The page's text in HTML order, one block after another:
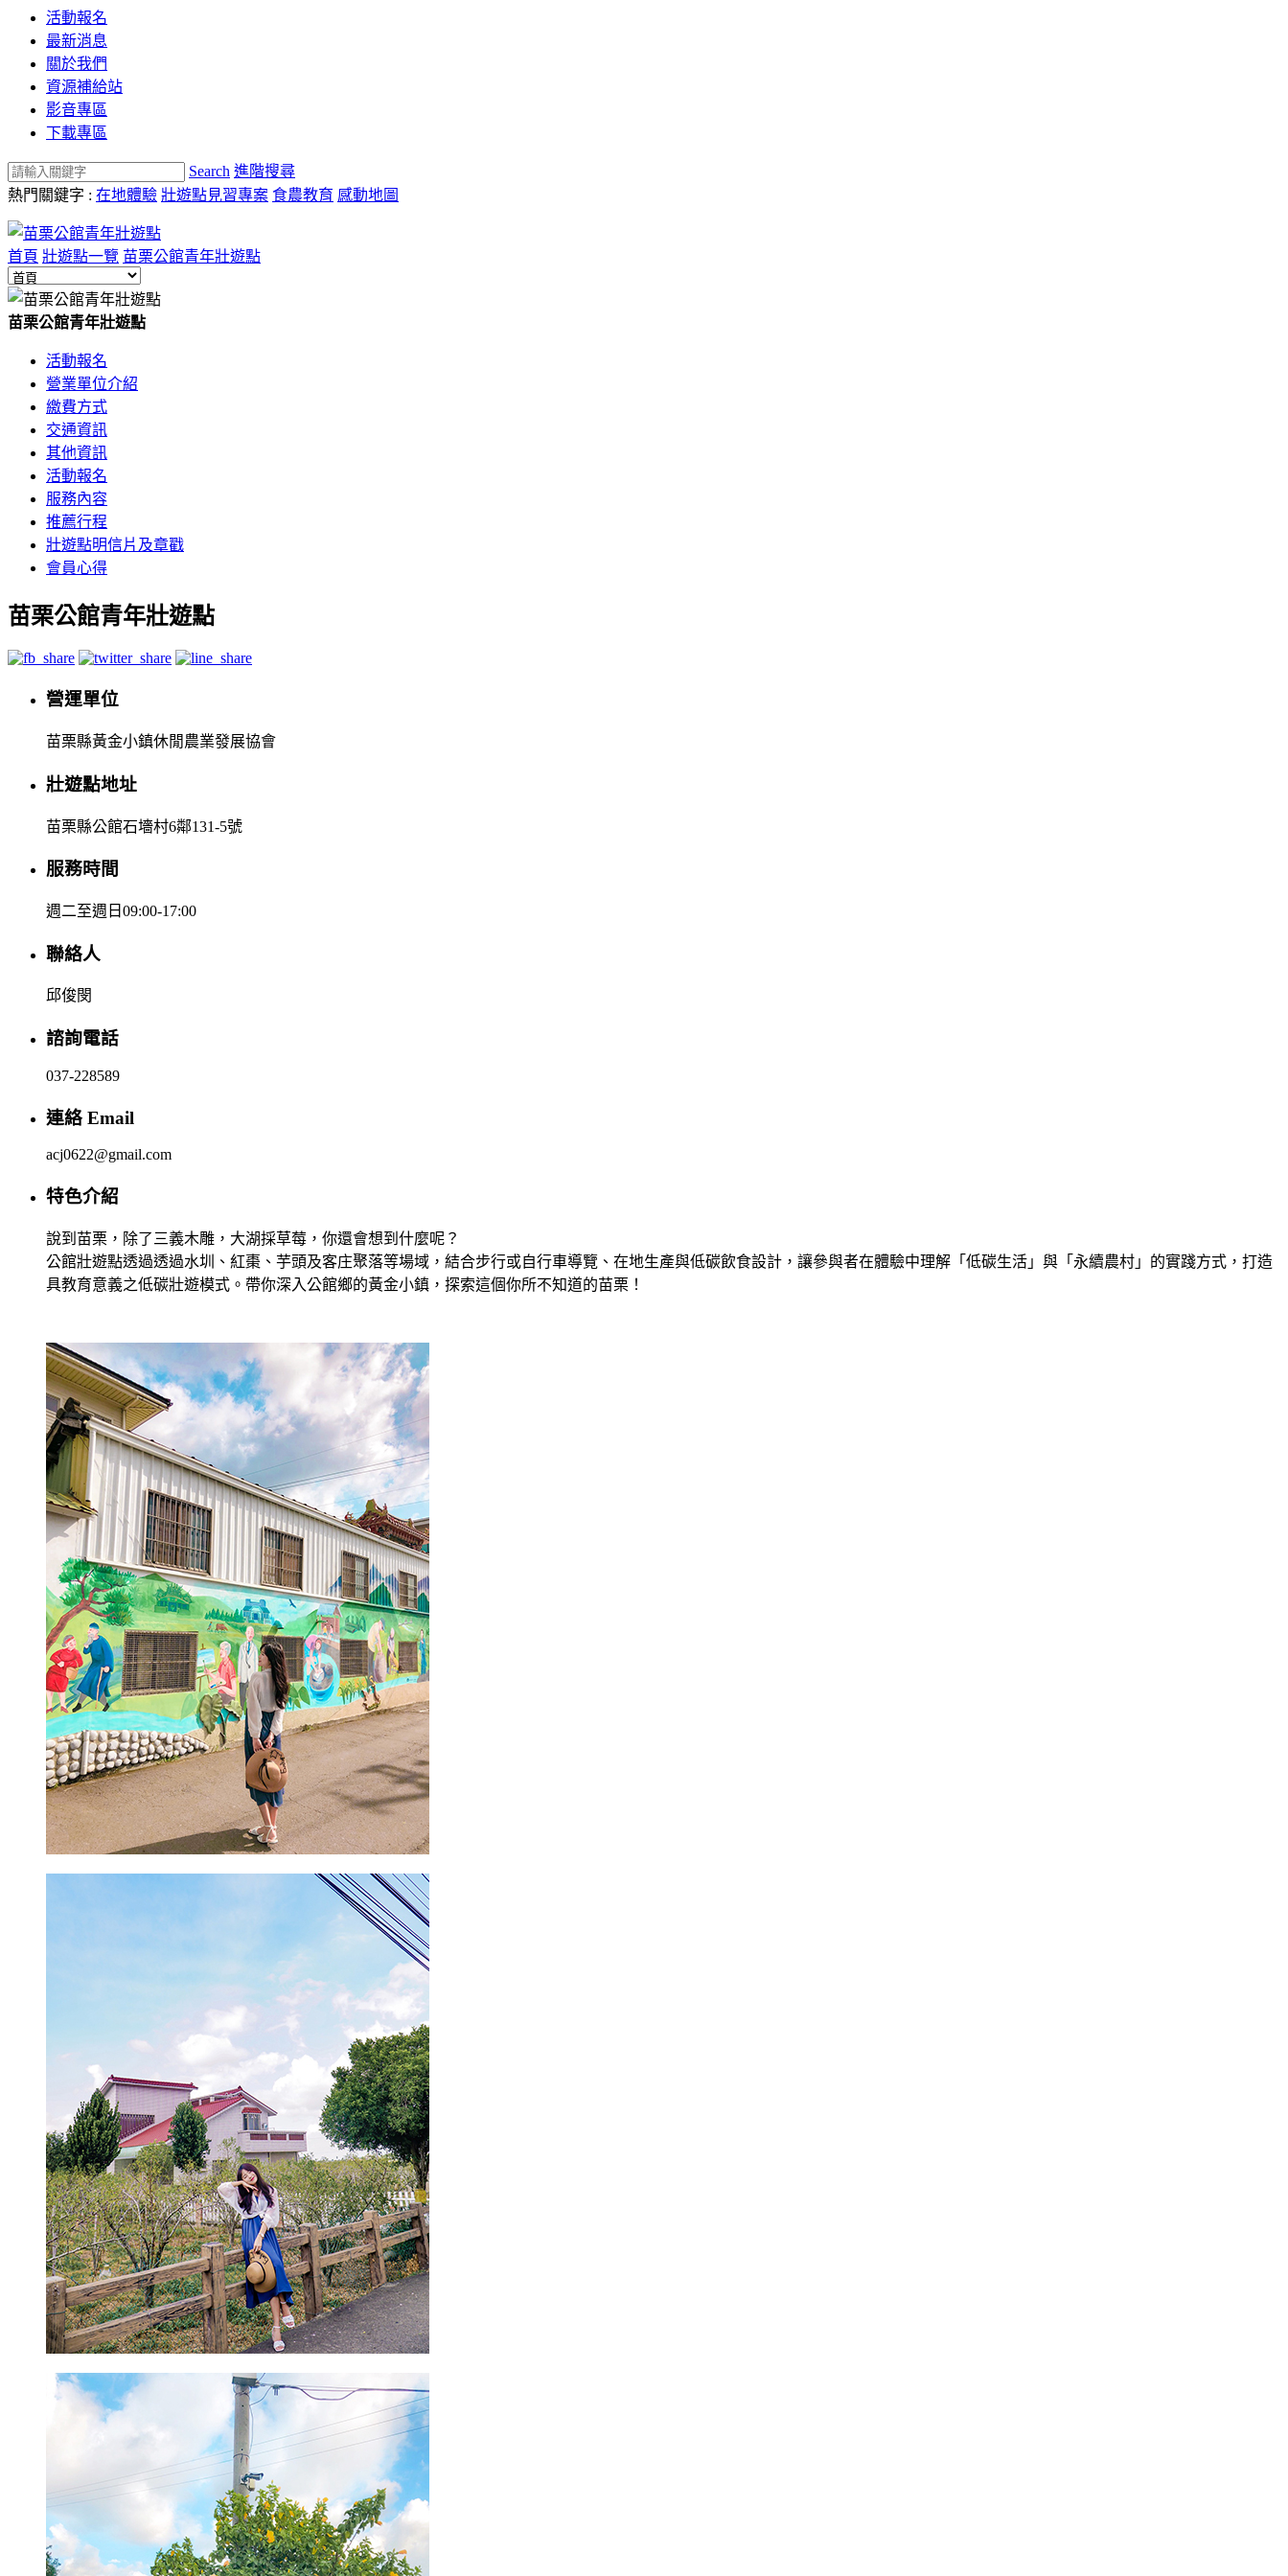
活動報名
最新消息
關於我們
資源補給站
影音專區
下載專區
Search 進階搜尋
熱門關鍵字 : 在地體驗 壯遊點見習專案 食農教育 感動地圖
首頁 壯遊點一覽 苗栗公館青年壯遊點
苗栗公館青年壯遊點
活動報名
營業單位介紹
繳費方式
交通資訊
其他資訊
活動報名
服務內容
推薦行程
壯遊點明信片及章戳
會員心得
苗栗公館青年壯遊點
營運單位
苗栗縣黃金小鎮休閒農業發展協會
壯遊點地址
苗栗縣公館石墻村6鄰131-5號
服務時間
週二至週日09:00-17:00
聯絡人
邱俊閔
諮詢電話
037-228589
連絡 Email
acj0622@gmail.com
特色介紹
說到苗栗，除了三義木雕，大湖採草莓，你還會想到什麼呢？
公館壯遊點透過透過水圳、紅棗、芋頭及客庄聚落等場域，結合步行或自行車導覽、在地生產與低碳飲食設計，讓參與者在體驗中理解「低碳生活」與「永續農村」的實踐方式，打造
具教育意義之低碳壯遊模式。帶你深入公館鄉的黃金小鎮，探索這個你所不知道的苗栗！